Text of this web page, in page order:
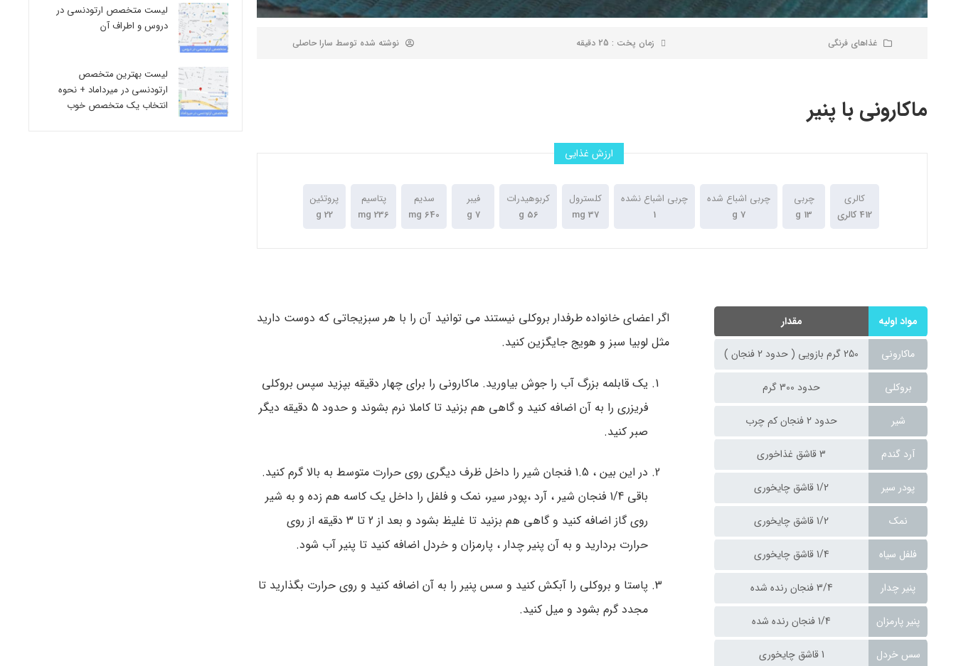
غذاهای فرنگی زمان پخت : 25 دقیقه نوشته شده توسط سارا حاصلی
ماکارونی با پنیر
ارزش غذایی
کالری
412 کالری
چربی
13 g
چربی اشباع شده
7 g
چربی اشباع نشده
1
کلسترول
37 mg
کربوهیدرات
56 g
فیبر
7 g
سدیم
640 mg
پتاسیم
236 mg
پروتئین
22 g
مواد اولیه مقدار
ماکارونی 250 گرم بازویی ( حدود 2 فنجان )
بروکلی حدود 300 گرم
شیر حدود 2 فنجان کم چرب
آرد گندم 3 قاشق غذاخوری
پودر سیر 1/2 قاشق چایخوری
نمک 1/2 قاشق چایخوری
فلفل سیاه 1/4 قاشق چایخوری
پنیر چدار 3/4 فنجان رنده شده
پنیر پارمزان 1/4 فنجان رنده شده
سس خردل 1 قاشق چایخوری
اگر اعضای خانواده طرفدار بروکلی نیستند می توانید آن را با هر سبزیجاتی که دوست دارید
مثل لوبیا سبز و هویج جایگزین کنید.
یک قابلمه بزرگ آب را جوش بیاورید. ماکارونی را برای چهار دقیقه بپزید سپس بروکلی
فریزری را به آن اضافه کنید و گاهی هم بزنید تا کاملا نرم بشوند و حدود 5 دقیقه دیگر
صبر کنید.
در این بین ، 1.5 فنجان شیر را داخل ظرف دیگری روی حرارت متوسط به بالا گرم کنید.
باقی 1/4 فنجان شیر ، آرد ،پودر سیر، نمک و فلفل را داخل یک کاسه هم زده و به شیر
روی گاز اضافه کنید و گاهی هم بزنید تا غلیظ بشود و بعد از 2 تا 3 دقیقه از روی
حرارت بردارید و به آن پنیر چدار ، پارمزان و خردل اضافه کنید تا پنیر آب شود.
پاستا و بروکلی را آبکش کنید و سس پنیر را به آن اضافه کنید و روی حرارت بگذارید تا
مجدد گرم بشود و میل کنید.
لیست متخصص ارتودنسی در
دروس و اطراف آن
لیست بهترین متخصص
ارتودنسی در میرداماد + نحوه
انتخاب یک متخصص خوب